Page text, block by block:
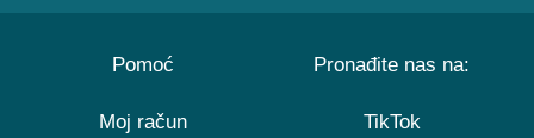
Pomoć
Moj račun
Pronađite nas na:
TikTok